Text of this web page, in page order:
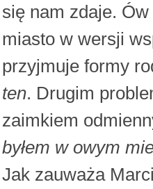
się nam zdaje.
miasto w wersji
przyjmuje formy
ten. Drugim
zaimkiem
byłem w owym
Jak zauważa